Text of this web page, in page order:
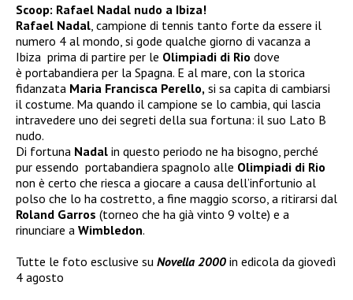
Scoop: Rafael Nadal nudo a Ibiza!
Rafael Nadal , campione di tennis tanto forte da essere il
numero 4 al mondo, si gode qualche giorno di vacanza a
Ibiza prima di partire per le Olimpiadi di Rio dove
è portabandiera per la Spagna. E al mare, con la storica
fidanzata Maria Francisca Perello, si sa capita di cambiarsi
il costume. Ma quando il campione se lo cambia, qui lascia
intravedere uno dei segreti della sua fortuna: il suo Lato B
nudo.
Di fortuna Nadal in questo periodo ne ha bisogno, perché
pur essendo portabandiera spagnolo alle Olimpiadi di Rio
non è certo che riesca a giocare a causa dell’infortunio al
polso che lo ha costretto, a fine maggio scorso, a ritirarsi dal
Roland Garros (torneo che ha già vinto 9 volte) e a
rinunciare a Wimbledon.
Tutte le foto esclusive su Novella 2000 in edicola da giovedì
4 agosto